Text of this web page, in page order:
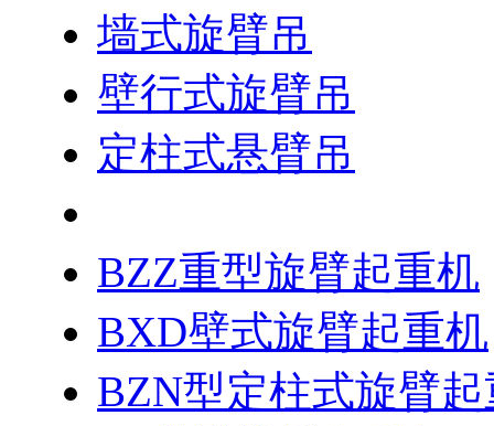
墙式旋臂吊
壁行式旋臂吊
定柱式悬臂吊
BZZ重型旋臂起重机
BXD壁式旋臂起重机
BZN型定柱式旋臂